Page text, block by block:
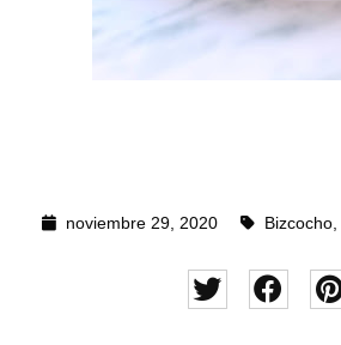
noviembre 29, 2020 Bizcocho